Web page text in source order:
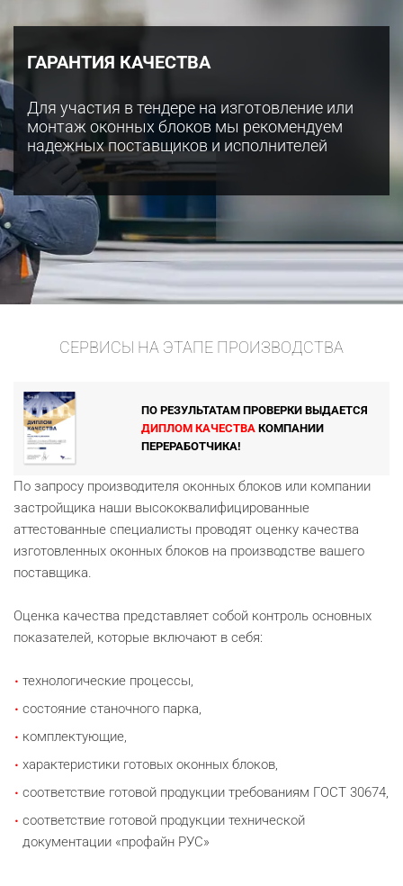
ГАРАНТИЯ КАЧЕСТВА
Для участия в тендере на изготовление или
монтаж оконных блоков мы рекомендуем
надежных поставщиков и исполнителей
СЕРВИСЫ НА ЭТАПЕ ПРОИЗВОДСТВА
По запросу производителя оконных блоков или компании
застройщика наши высококвалифицированные
аттестованные специалисты проводят оценку качества
изготовленных оконных блоков на производстве вашего
поставщика.
Оценка качества представляет собой контроль основных
показателей, которые включают в себя:
технологические процессы,
состояние станочного парка,
комплектующие,
характеристики готовых оконных блоков,
соответствие готовой продукции требованиям ГОСТ 30674,
соответствие готовой продукции технической
документации «профайн РУС»
ПО РЕЗУЛЬТАТАМ ПРОВЕРКИ ВЫДАЕТСЯ
ДИПЛОМ КАЧЕСТВАКОМПАНИИ
ПЕРЕРАБОТЧИКА!